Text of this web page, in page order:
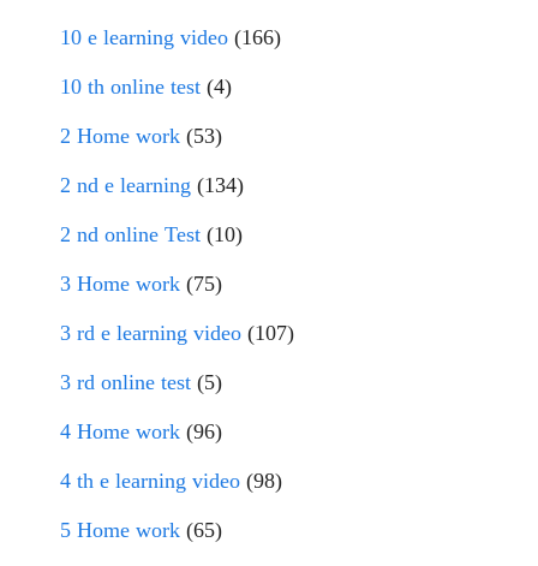
10 e learning video (166)
10 th online test (4)
2 Home work (53)
2 nd e learning (134)
2 nd online Test (10)
3 Home work (75)
3 rd e learning video (107)
3 rd online test (5)
4 Home work (96)
4 th e learning video (98)
5 Home work (65)